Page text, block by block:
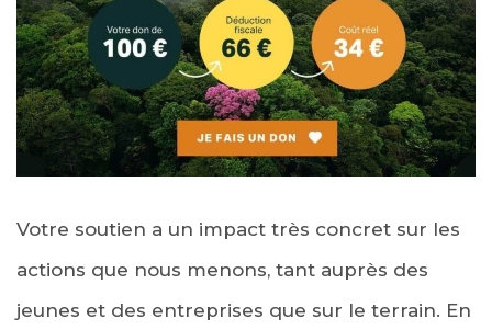
Votre soutien a un impact très concret sur les
actions que nous menons, tant auprès des
jeunes et des entreprises que sur le terrain. En